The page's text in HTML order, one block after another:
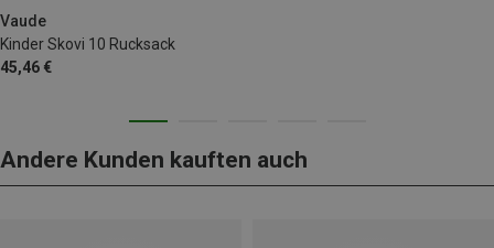
Vaude
Kinder Skovi 10 Rucksack
45,46 €
Andere Kunden kauften auch